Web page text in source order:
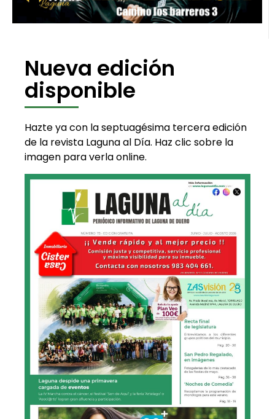
Nueva edición
disponible
Hazte ya con la septuagésima tercera edición
de la revista Laguna al Día. Haz clic sobre la
imagen para verla online.